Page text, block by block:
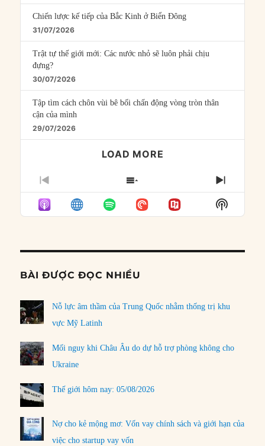
Chiến lược kế tiếp của Bắc Kinh ở Biển Đông
31/07/2026
Trật tự thế giới mới: Các nước nhỏ sẽ luôn phải chịu
đựng?
30/07/2026
Tập tìm cách chôn vùi bê bối chấn động vòng tròn thân
cận của mình
29/07/2026
LOAD MORE
PREVIOUS
EPISODE
SHOW
EPISODES
LIST
NEXT
Show
Podcast
BÀI ĐƯỢC ĐỌC NHIỀU
Nỗ lực âm thầm của Trung Quốc nhằm thống trị khu
vực Mỹ Latinh
Mối nguy khi Châu Âu do dự hỗ trợ phòng không cho
Ukraine
Thế giới hôm nay: 05/08/2026
Nợ cho kẻ mộng mơ: Vốn vay chính sách và giới hạn của
việc cho startup vay vốn